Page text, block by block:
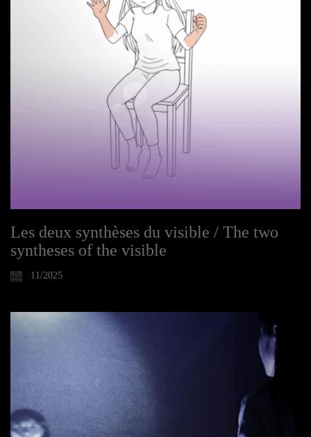
Les deux synthèses du visible / The two
syntheses of the visible
11/2025